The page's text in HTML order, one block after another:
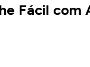
Fácil com